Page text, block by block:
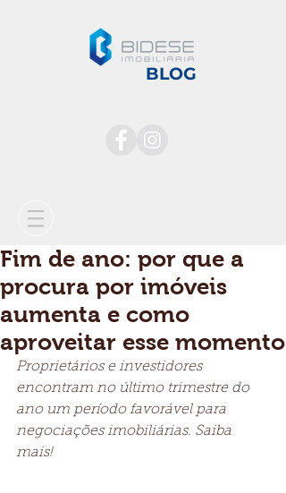
BLOG
Fim de ano: por que a
procura por imóveis
aumenta e como
aproveitar esse momento
Proprietários e investidores
encontram no último trimestre do
ano um período favorável para
negociações imobiliárias. Saiba
mais!